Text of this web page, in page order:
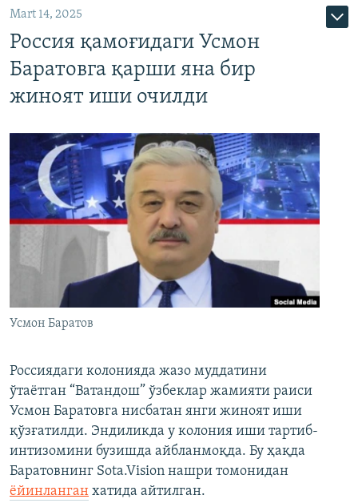
Mart 14, 2025
Россия қамоғидаги Усмон
Баратовга қарши яна бир
жиноят иши очилди
Усмон Баратов
Россиядаги колонияда жазо муддатини
ўтаётган “Ватандош” ўзбеклар жамияти раиси
Усмон Баратовга нисбатан янги жиноят иши
қўзғатилди. Эндиликда у колония иши тартиб-
интизомини бузишда айбланмоқда. Бу ҳақда
Баратовнинг Sota.Vision нашри томонидан
ёйинланган хатида айтилган.